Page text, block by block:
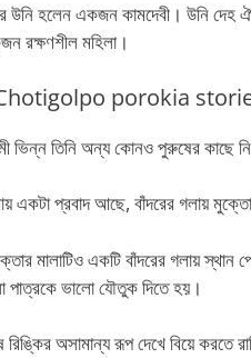
উনি হলেন একজন কামদেবী। উনি দেহ
রক্ষণশীল মহিলা।
porokia
ভিন্ন তিনি অন্য কোনও পুরুষের কাছে
একটা প্রবাদ আছে, বাঁদরের গলায়
মালাটিও একটি বাঁদরের গলায় স্থান
পাত্রকে ভালো যৌতুক দিতে হয়।
অসামান্য রূপ দেখে বিয়ে করতে